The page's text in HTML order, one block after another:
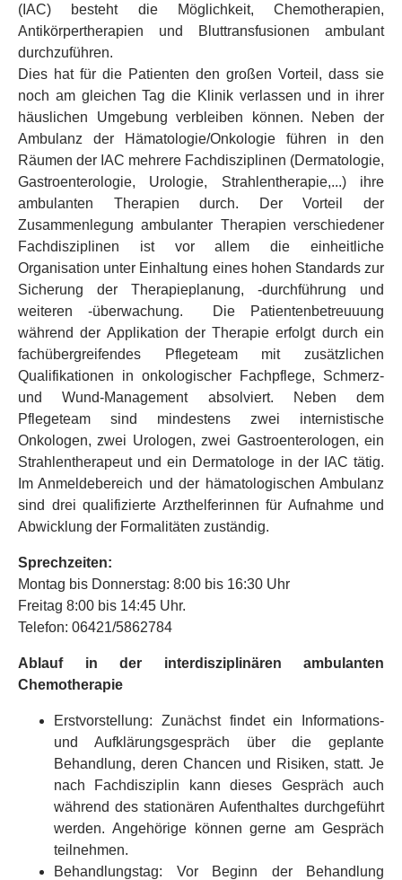
(IAC) besteht die Möglichkeit, Chemotherapien,
Antikörpertherapien und Bluttransfusionen ambulant
durchzuführen.
Dies hat für die Patienten den großen Vorteil, dass sie
noch am gleichen Tag die Klinik verlassen und in ihrer
häuslichen Umgebung verbleiben können. Neben der
Ambulanz der Hämatologie/Onkologie führen in den
Räumen der IAC mehrere Fachdisziplinen (Dermatologie,
Gastroenterologie, Urologie, Strahlentherapie,...) ihre
ambulanten Therapien durch. Der Vorteil der
Zusammenlegung ambulanter Therapien verschiedener
Fachdisziplinen ist vor allem die einheitliche
Organisation unter Einhaltung eines hohen Standards zur
Sicherung der Therapieplanung, -durchführung und
weiteren -überwachung. Die Patientenbetreuuung
während der Applikation der Therapie erfolgt durch ein
fachübergreifendes Pflegeteam mit zusätzlichen
Qualifikationen in onkologischer Fachpflege, Schmerz-
und Wund-Management absolviert. Neben dem
Pflegeteam sind mindestens zwei internistische
Onkologen, zwei Urologen, zwei Gastroenterologen, ein
Strahlentherapeut und ein Dermatologe in der IAC tätig.
Im Anmeldebereich und der hämatologischen Ambulanz
sind drei qualifizierte Arzthelferinnen für Aufnahme und
Abwicklung der Formalitäten zuständig.
Sprechzeiten:
Montag bis Donnerstag: 8:00 bis 16:30 Uhr
Freitag 8:00 bis 14:45 Uhr.
Telefon: 06421/5862784
Ablauf in der interdisziplinären ambulanten
Chemotherapie
Erstvorstellung: Zunächst findet ein Informations-
und Aufklärungsgespräch über die geplante
Behandlung, deren Chancen und Risiken, statt. Je
nach Fachdisziplin kann dieses Gespräch auch
während des stationären Aufenthaltes durchgeführt
werden. Angehörige können gerne am Gespräch
teilnehmen.
Behandlungstag: Vor Beginn der Behandlung